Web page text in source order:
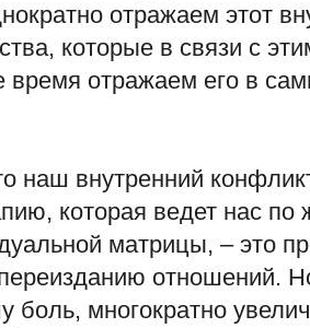
отражаем этот
которые в связи с
отражаем его в
наш внутренний
которая ведет нас по
матрицы, – это
отношений.
многократно